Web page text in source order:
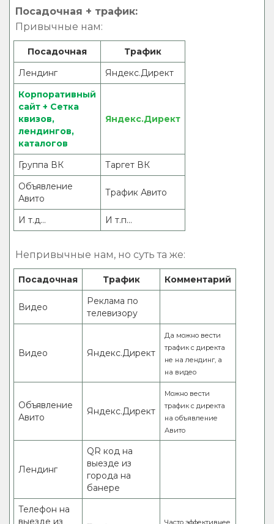
Посадочная + трафик:
Привычные нам:
Посадочная
Трафик
Лендинг
Яндекс.Директ
Корпоративный
сайт + Сетка
квизов,
лендингов,
каталогов
Яндекс.Директ
Группа ВК
Таргет ВК
Объявление
Авито
Трафик Авито
И т.д... И т.п...
Непривычные нам, но суть та же:
Посадочная Трафик Комментарий
Видео
Реклама по
телевизору
Видео Яндекс.Директ
Да можно вести
трафик с директа
не на лендинг, а
на видео
Объявление
Авито
Яндекс.Директ
Можно вести
трафик с директа
на объявление
Авито
Лендинг
QR код на
выезде из
города на
банере
Телефон на
выезде из
Часто эффективнее